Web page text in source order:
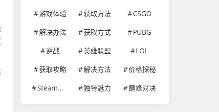
游戏体验
获取方法
CSGO
解决办法
获取方式
PUBG
逆战
英雄联盟
LOL
获取攻略
解决方法
价格探秘
Steam游戏
独特魅力 巅峰对决